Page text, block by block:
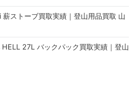
ストーブ買取実績｜登山用品買取 山
27L バックパック買取実績｜登山